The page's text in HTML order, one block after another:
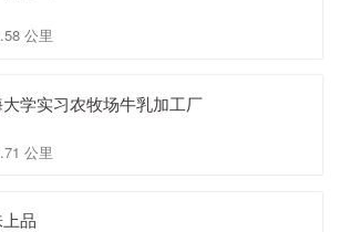
公里
学实习农牧场牛乳加工厂
公里
品